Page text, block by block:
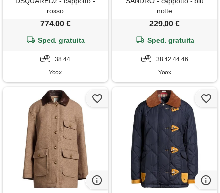
rosso
774,00 €
Sped. gratuita
38 44
Yoox
notte
229,00 €
Sped. gratuita
38 42 44 46
Yoox